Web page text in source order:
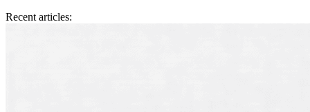
Recent articles: